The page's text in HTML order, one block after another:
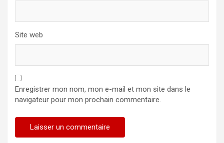
Site web
Enregistrer mon nom, mon e-mail et mon site dans le
navigateur pour mon prochain commentaire.